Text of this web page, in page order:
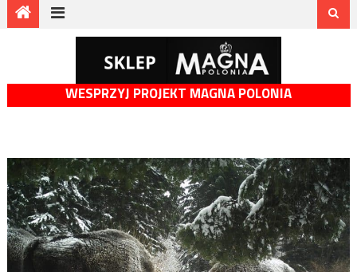
WESPRZYJ PROJEKT MAGNA POLONIA